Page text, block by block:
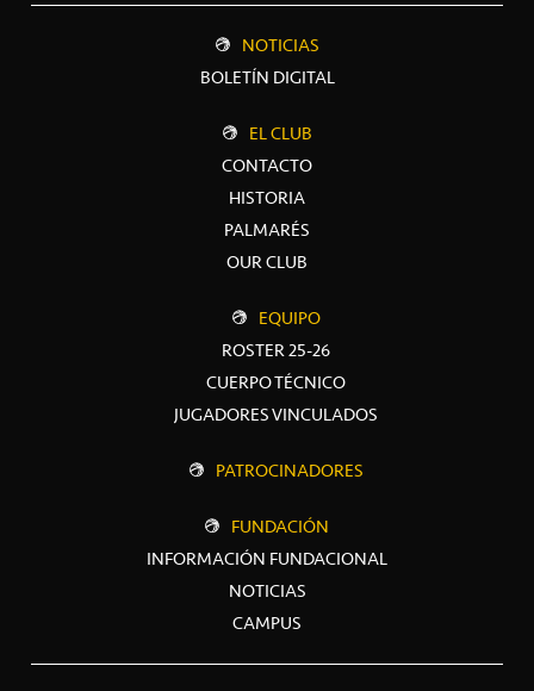
NOTICIAS
BOLETÍN DIGITAL
EL CLUB
CONTACTO
HISTORIA
PALMARÉS
OUR CLUB
EQUIPO
ROSTER 25-26
CUERPO TÉCNICO
JUGADORES VINCULADOS
PATROCINADORES
FUNDACIÓN
INFORMACIÓN FUNDACIONAL
NOTICIAS
CAMPUS